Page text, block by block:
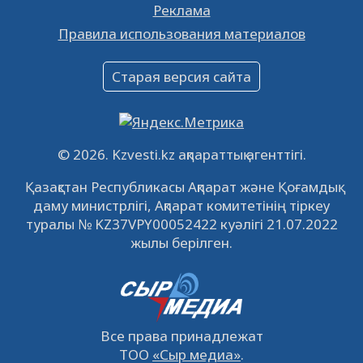
16.12.2022 61060
Объявление
09.12.2022
Свободные рабочие места
встречу с инвесторами в Кызылорде 22
ноября
21.11.2022 14951 0
© 2026. Kzvesti.kz ақпараттық агенттігі.
Қазақстан Республикасы Ақпарат және Қоғамдық
даму министрлігі, Ақпарат комитетінің тіркеу
туралы № KZ37VPY00052422 куәлігі 21.07.2022
жылы берілген.
Все права принадлежат
ТОО «Сыр медиа».
Реклама
Правила использования материалов
Старая версия сайта